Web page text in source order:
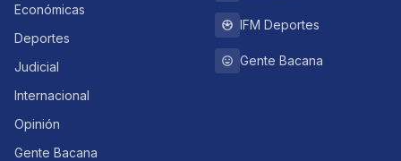
Económicas
Deportes
Judicial
Internacional
Opinión
Gente Bacana
IFM Deportes
Gente Bacana